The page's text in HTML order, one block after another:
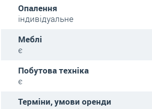
Опалення
індивідуальне
Меблі
є
Побутова техніка
є
Терміни, умови оренди